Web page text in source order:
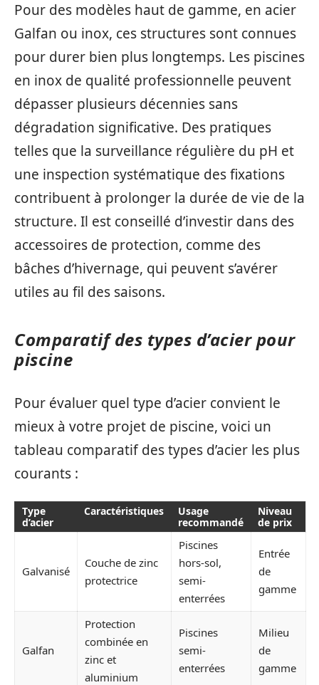
Pour des modèles haut de gamme, en acier
Galfan ou inox, ces structures sont connues
pour durer bien plus longtemps. Les piscines
en inox de qualité professionnelle peuvent
dépasser plusieurs décennies sans
dégradation significative. Des pratiques
telles que la surveillance régulière du pH et
une inspection systématique des fixations
contribuent à prolonger la durée de vie de la
structure. Il est conseillé d’investir dans des
accessoires de protection, comme des
bâches d’hivernage, qui peuvent s’avérer
utiles au fil des saisons.
Comparatif des types d’acier pour
piscine
Pour évaluer quel type d’acier convient le
mieux à votre projet de piscine, voici un
tableau comparatif des types d’acier les plus
courants :
Type
d’acier
Caractéristiques
Usage
recommandé
Niveau
de prix
Galvanisé
Couche de zinc
protectrice
Piscines
hors-sol,
semi-
enterrées
Entrée
de
gamme
Galfan
Protection
combinée en
zinc et
aluminium
Piscines
semi-
enterrées
Milieu
de
gamme